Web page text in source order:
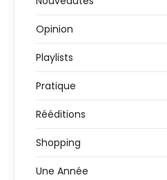
Opinion
Playlists
Pratique
Rééditions
Shopping
Une Année